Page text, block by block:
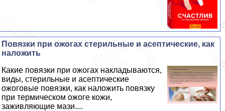
Повязки при ожогах стерильные и асептические, как
наложить
Какие повязки при ожогах накладываются,
виды, стерильные и асептические
ожоговые повязки, как наложить повязку
при термическом ожоге кожи,
заживляющие мази....